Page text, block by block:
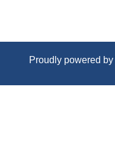
Proudly powered by